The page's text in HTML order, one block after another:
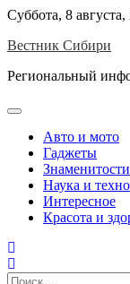
Skip
content
Суббота, 8 августа,
Вестник Сибири
Региональный
Авто и мото
Гаджеты
Знаменитости
Наука и
Интересное
Красота и
Найти: